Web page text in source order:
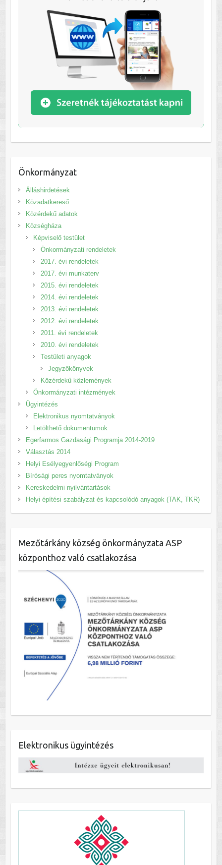
Önkormányzat
Álláshirdetések
Közadatkereső
Közérdekű adatok
Községháza
Képviselő testület
Önkormányzati rendeletek
2017. évi rendeletek
2017. évi munkaterv
2015. évi rendeletek
2014. évi rendeletek
2013. évi rendeletek
2012. évi rendeletek
2011. évi rendeletek
2010. évi rendeletek
Testületi anyagok
Jegyzőkönyvek
Közérdekű közlemények
Önkormányzati intézmények
Ügyintézés
Elektronikus nyomtatványok
Letölthető dokumentumok
Egerfarmos Gazdasági Programja 2014-2019
Választás 2014
Helyi Esélyegyenlőségi Program
Bírósági peres nyomtatványok
Kereskedelmi nyilvántartások
Helyi építési szabályzat és kapcsolódó anyagok (TAK, TKR)
Mezőtárkány község önkormányzata ASP
központhoz való csatlakozása
Elektronikus ügyintézés